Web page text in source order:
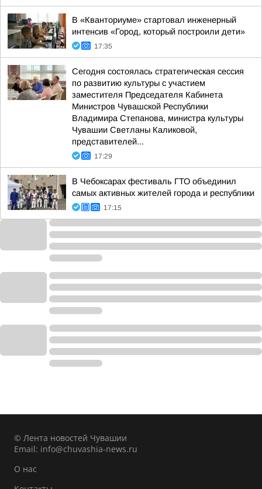
В «Кванториуме» стартовал инженерный
интенсив «Город, который построили дети»
17:35
Сегодня состоялась стратегическая сессия
по развитию культуры с участием
заместителя Председателя Кабинета
Министров Чувашской Республики
Владимира Степанова, министра культуры
Чувашии Светланы Каликовой,
представителей...
17:29
В Чебоксарах фестиваль ГТО объединил
самых активных жителей города и республики
17:15
© Лента новостей Чувашии
Email: info@chuvashia-news.ru
О нас